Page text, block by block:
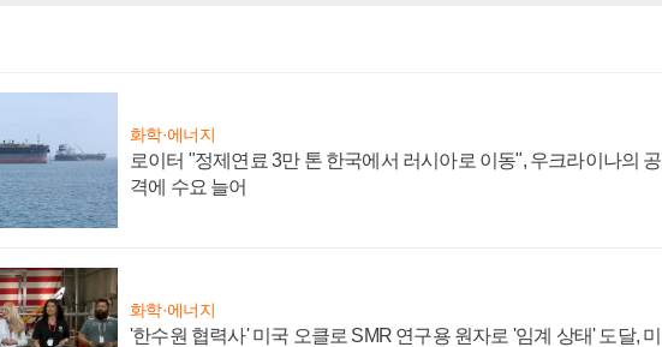
화학·에너지
로이터 "정제연료 3만 톤 한국에서 러시아로 이동", 우크라이나의 공
격에 수요 늘어
화학·에너지
'한수원 협력사' 미국 오클로 SMR 연구용 원자로 '임계 상태' 도달, 미